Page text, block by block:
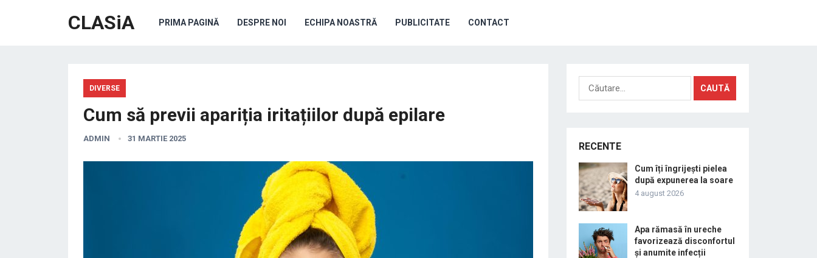
CLASiA PRIMA PAGINĂ DESPRE NOI ECHIPA NOASTRĂ PUBLICITATE CONTACT
DIVERSE
Cum să previi apariția iritațiilor după epilare
ADMIN 31 MARTIE 2025
Caută
după:
RECENTE
Cum îți îngrijești pielea
după expunerea la soare
4 august 2026
Apa rămasă în ureche
favorizează disconfortul
și anumite infecții